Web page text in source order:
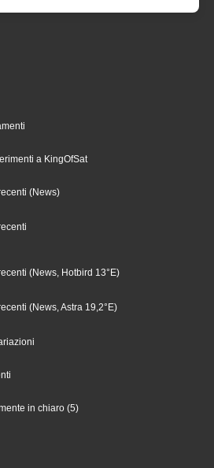
a KingOfSat
(News)
(News, Hotbird 13°E)
(News, Astra 19,2°E)
in chiaro (5)